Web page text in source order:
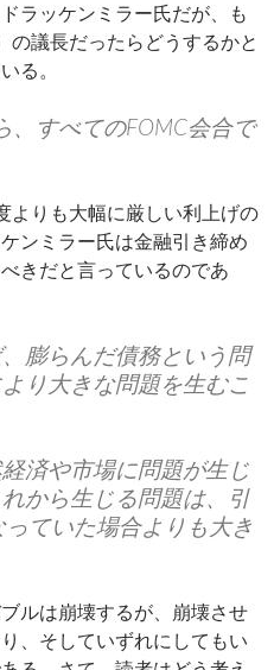
ラッケンミラー氏だが、も
の議長だったらどうするかと
る。
、すべてのFOMC会合で
よりも大幅に厳しい利上げの
ンミラー氏は金融引き締め
きだと言っているのであ
膨らんだ債務という問
り大きな問題を生むこ
済や市場に問題が生じ
から生じる問題は、引
ていた場合よりも大き
ルは崩壊するが、崩壊させ
、そしていずれにしてもい